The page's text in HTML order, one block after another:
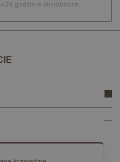
24 godzin w dni robocze.